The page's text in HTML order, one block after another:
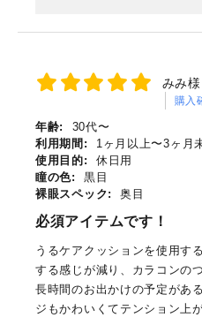
みみ様
購入
年齢:
30代〜
利用期間:
1ヶ月以上〜3ヶ月
使用目的:
休日用
瞳の色:
黒目
裸眼スペック:
奥目
必須アイテムです！
うるケアクッションを使用す
する感じが減り、カラコンの
長時間のお出かけの予定があ
ジもかわいくてテンション上